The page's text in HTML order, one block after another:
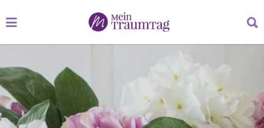
nach:
nach: